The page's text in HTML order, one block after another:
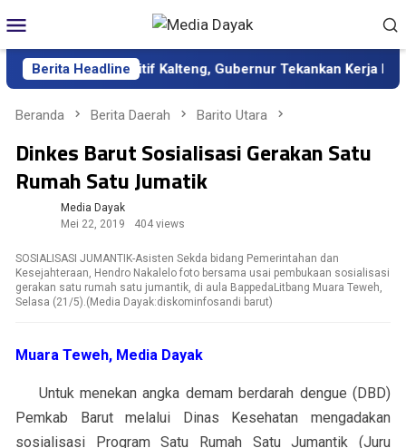
ke
kontenMobile
Berita Headline
Sekda Definitif Kalteng, Gubernur Tekankan Kerja Keras
Beranda Berita Daerah Barito Utara
Dinkes Barut Sosialisasi Gerakan Satu
Rumah Satu Jumatik
Media Dayak
Mei 22, 2019
404 views
SOSIALISASI JUMANTIK-Asisten Sekda bidang Pemerintahan dan
Kesejahteraan, Hendro Nakalelo foto bersama usai pembukaan sosialisasi
gerakan satu rumah satu jumantik, di aula BappedaLitbang Muara Teweh,
Selasa (21/5).(Media Dayak:diskominfosandi barut)
Muara Teweh, Media Dayak
Untuk menekan angka demam berdarah dengue (DBD)
Pemkab Barut melalui Dinas Kesehatan mengadakan
sosialisasi Program Satu Rumah Satu Jumantik (Juru